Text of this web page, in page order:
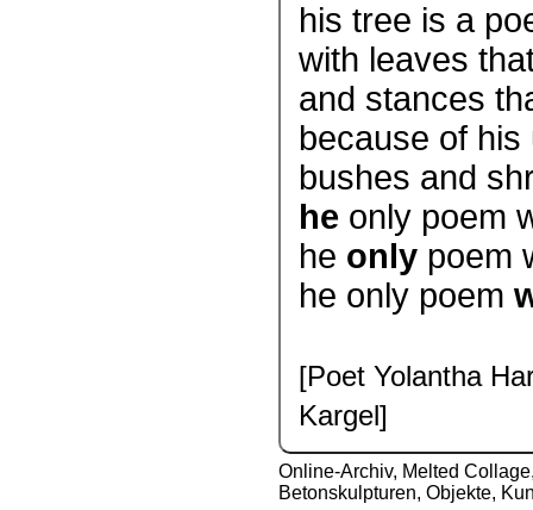
his tree is a
with leaves
and stances
because of
bushes and
he only poem
he onlypoem
he only poem
[Poet Yolantha
Kargel]
Online-Archiv, Melted
Betonskulpturen, Objekte,